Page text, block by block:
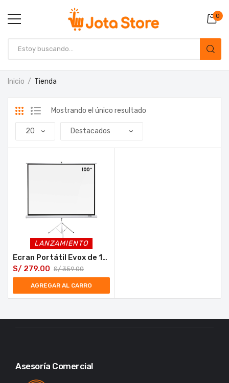
0
Inicio Tienda
Mostrando el único resultado
LANZAMIENTO
Ecran Portátil Evox de 100 Pulgadas con Trípode
S/359.00
S/ 279.00
AGREGAR AL CARRO
Asesoría Comercial